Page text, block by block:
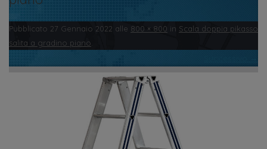
Pubblicato 27 Gennaio 2022 alle 800 × 800 in Scala doppia pikasso
salita a gradino piano